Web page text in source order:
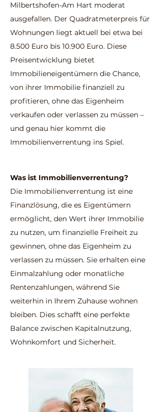
Milbertshofen-Am Hart moderat
ausgefallen. Der Quadratmeterpreis für
Wohnungen liegt aktuell bei etwa bei
8.500 Euro bis 10.900 Euro. Diese
Preisentwicklung bietet
Immobilieneigentümern die Chance,
von ihrer Immobilie finanziell zu
profitieren, ohne das Eigenheim
verkaufen oder verlassen zu müssen –
und genau hier kommt die
Immobilienverrentung ins Spiel.
Was ist Immobilienverrentung?
Die Immobilienverrentung ist eine
Finanzlösung, die es Eigentümern
ermöglicht, den Wert ihrer Immobilie
zu nutzen, um finanzielle Freiheit zu
gewinnen, ohne das Eigenheim zu
verlassen zu müssen. Sie erhalten eine
Einmalzahlung oder monatliche
Rentenzahlungen, während Sie
weiterhin in Ihrem Zuhause wohnen
bleiben. Dies schafft eine perfekte
Balance zwischen Kapitalnutzung,
Wohnkomfort und Sicherheit.